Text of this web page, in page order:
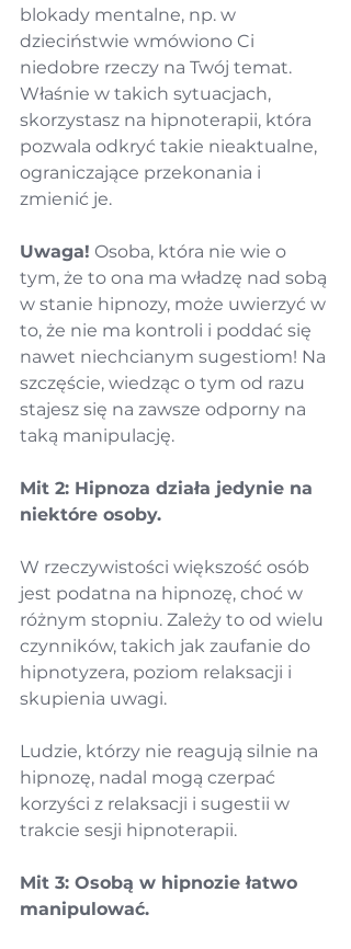
blokady mentalne, np. w
dzieciństwie wmówiono Ci
niedobre rzeczy na Twój temat.
Właśnie w takich sytuacjach,
skorzystasz na hipnoterapii, która
pozwala odkryć takie nieaktualne,
ograniczające przekonania i
zmienić je.
Uwaga! Osoba, która nie wie o
tym, że to ona ma władzę nad sobą
w stanie hipnozy, może uwierzyć w
to, że nie ma kontroli i poddać się
nawet niechcianym sugestiom! Na
szczęście, wiedząc o tym od razu
stajesz się na zawsze odporny na
taką manipulację.
Mit 2: Hipnoza działa jedynie na
niektóre osoby.
W rzeczywistości większość osób
jest podatna na hipnozę, choć w
różnym stopniu. Zależy to od wielu
czynników, takich jak zaufanie do
hipnotyzera, poziom relaksacji i
skupienia uwagi.
Ludzie, którzy nie reagują silnie na
hipnozę, nadal mogą czerpać
korzyści z relaksacji i sugestii w
trakcie sesji hipnoterapii.
Mit 3: Osobą w hipnozie łatwo
manipulować.